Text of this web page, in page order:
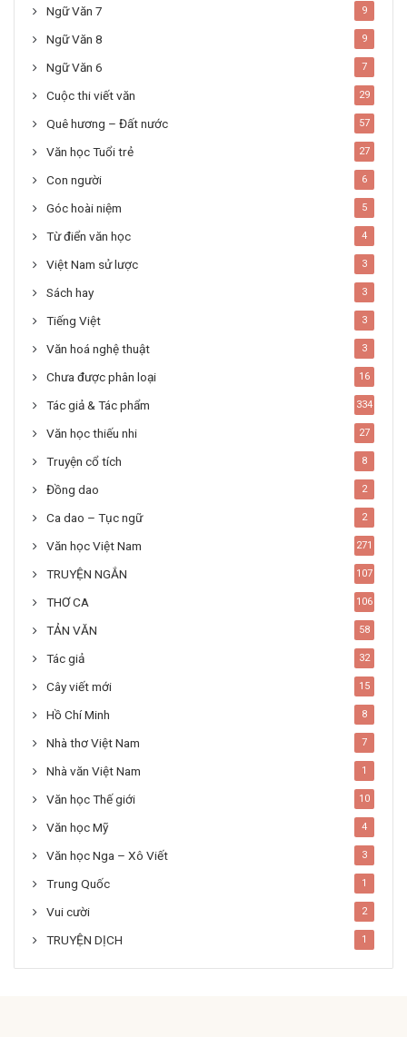
Ngữ Văn 7 9
Ngữ Văn 8 9
Ngữ Văn 6 7
Cuộc thi viết văn 29
Quê hương – Đất nước 57
Văn học Tuổi trẻ 27
Con người 6
Góc hoài niệm 5
Từ điển văn học 4
Việt Nam sử lược 3
Sách hay 3
Tiếng Việt 3
Văn hoá nghệ thuật 3
Chưa được phân loại 16
Tác giả & Tác phẩm 334
Văn học thiếu nhi 27
Truyện cổ tích 8
Đồng dao 2
Ca dao – Tục ngữ 2
Văn học Việt Nam 271
TRUYỆN NGẮN 107
THƠ CA 106
TẢN VĂN 58
Tác giả 32
Cây viết mới 15
Hồ Chí Minh 8
Nhà thơ Việt Nam 7
Nhà văn Việt Nam 1
Văn học Thế giới 10
Văn học Mỹ 4
Văn học Nga – Xô Viết 3
Trung Quốc 1
Vui cười 2
TRUYỆN DỊCH 1